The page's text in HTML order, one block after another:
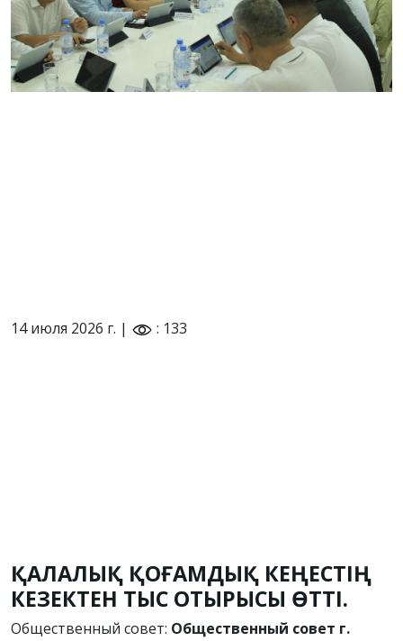
14 июля 2026 г. | : 133
ҚАЛАЛЫҚ ҚОҒАМДЫҚ КЕҢЕСТІҢ
КЕЗЕКТЕН ТЫС ОТЫРЫСЫ ӨТТІ.
Общественный совет: Общественный совет г.